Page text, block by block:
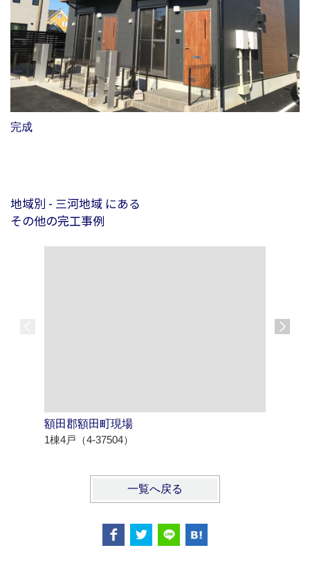
完成
地域別 - 三河地域 にある
その他の完工事例
額田郡額田町現場
1棟4戸（4-37504）
一覧へ戻る